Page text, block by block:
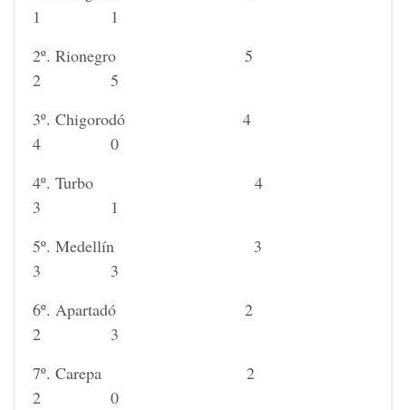
1 1
2º. Rionegro 5
2 5
3º. Chigorodó 4
4 0
4º. Turbo 4
3 1
5º. Medellín 3
3 3
6º. Apartadó 2
2 3
7º. Carepa 2
2 0